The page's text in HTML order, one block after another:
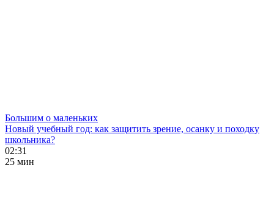
Большим о маленьких
Новый учебный год: как защитить зрение, осанку и походку
школьника?
02:31
25 мин